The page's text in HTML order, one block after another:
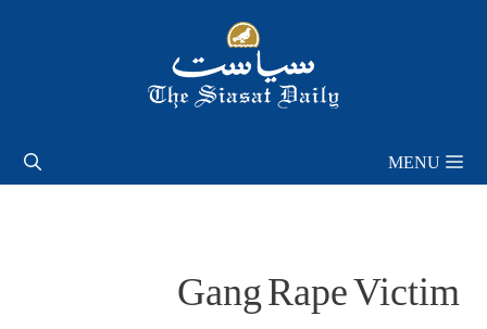
MENU
Gang Rape Victim